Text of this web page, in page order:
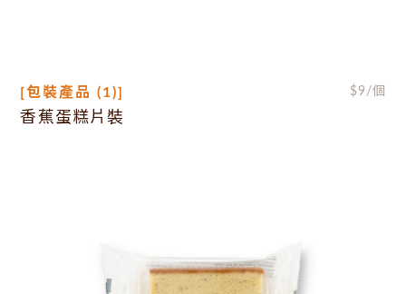
[包裝產品 (1)] $9 /個
香蕉蛋糕片裝